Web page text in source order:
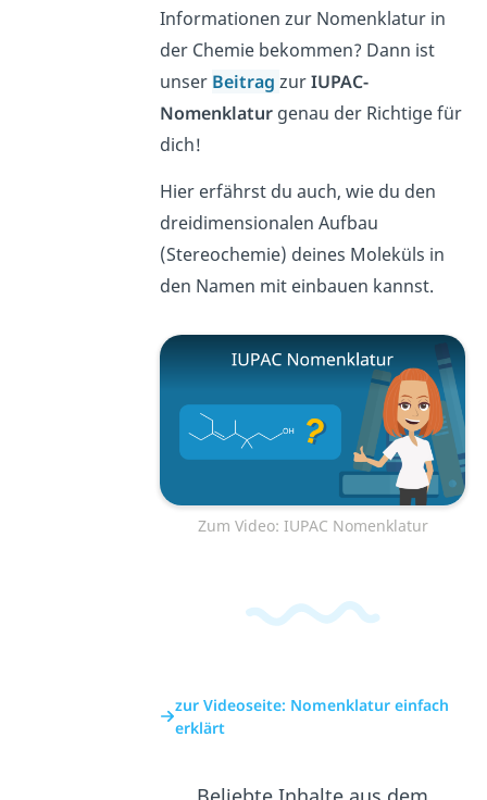
Informationen zur Nomenklatur in
der Chemie bekommen? Dann ist
unser Beitrag zurIUPAC-
Nomenklatur genau der Richtige für
dich!
Hier erfährst du auch, wie du den
dreidimensionalen Aufbau
(Stereochemie) deines Moleküls in
den Namen mit einbauen kannst.
Zum Video: IUPAC Nomenklatur
zur Videoseite: Nomenklatur einfach
erklärt